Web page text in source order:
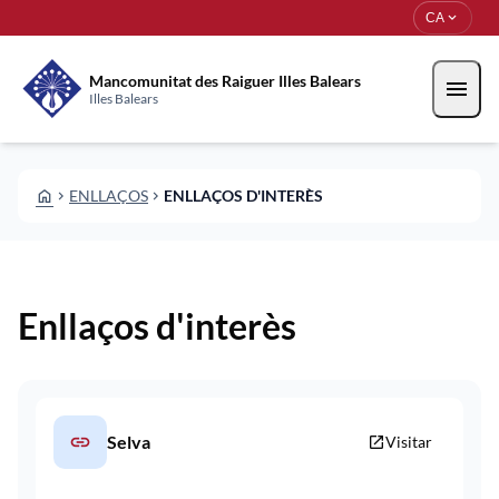
CA expand_more
Mancomunitat des Raiguer Illes Balears
Illes Balears menu
HOME CHEVRON_RIGHT ENLLAÇOS CHEVRON_RIGHT ENLLAÇOS D'INTERÈS
Enllaços d'interès
link Selva open_in_newVisitar